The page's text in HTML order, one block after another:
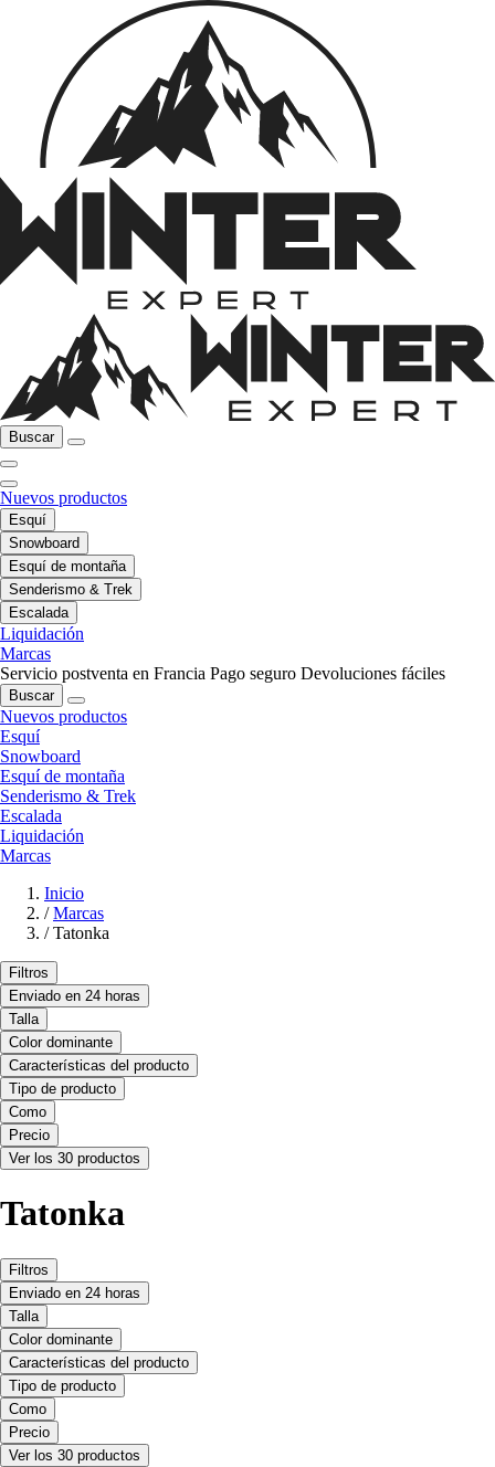
Buscar
Nuevos productos
Esquí
Snowboard
Esquí de montaña
Senderismo & Trek
Escalada
Liquidación
Marcas
Servicio postventa en Francia Pago seguro Devoluciones fáciles
Buscar
Nuevos productos
Esquí
Snowboard
Esquí de montaña
Senderismo & Trek
Escalada
Liquidación
Marcas
Inicio
/ Marcas
/ Tatonka
Filtros
Enviado en 24 horas
Talla
Color dominante
Características del producto
Tipo de producto
Como
Precio
Ver los 30 productos
Tatonka
Filtros
Enviado en 24 horas
Talla
Color dominante
Características del producto
Tipo de producto
Como
Precio
Ver los 30 productos